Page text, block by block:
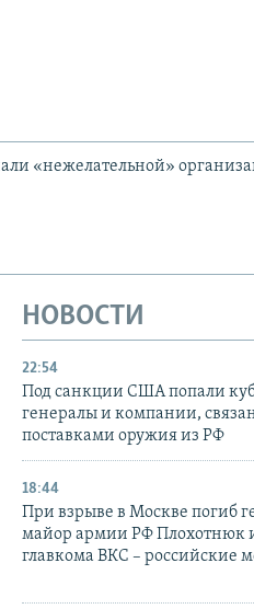
«нежелательной»
НОВОСТИ
22:54
Под санкции США попали
генералы и компании,
поставками оружия из РФ
18:44
При взрыве в Москве погиб
майор армии РФ Плохотнюк
главкома ВКС – российские